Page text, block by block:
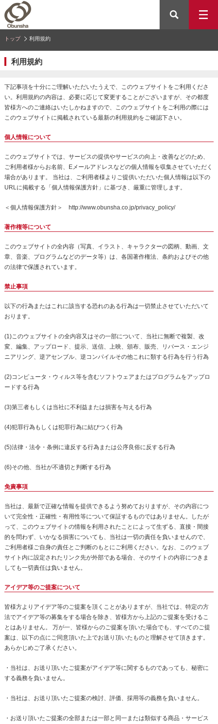
トップ 利用規約
利用規約
下記事項を十分にご理解いただいたうえで、このウェブサイトをご利用くださ
い。利用規約の内容は、必要に応じて変更することがございますが、その都度
皆様方へのご連絡はいたしかねますので、このウェブサイトをご利用の際には
このウェブサイトに掲載されている最新の利用規約をご確認下さい。
個人情報について
このウェブサイトでは、サービスの提供やサービスの向上・改善などのため、
ご利用者様からお名前、Eメールアドレスなどの個人情報を収集させていただく
場合があります。 当社は、ご利用者様よりご提供いただいた個人情報は以下の
URLに掲載する「個人情報保護方針」に基づき、厳重に管理します。
＜個人情報保護方針＞ http://www.obunsha.co.jp/privacy_policy/
著作権等について
このウェブサイトの全内容（写真、イラスト、キャラクターの図柄、動画、文
章、音楽、プログラムなどのデータ等）は、各国著作権法、条約およびその他
の法律で保護されています。
禁止事項
以下の行為またはこれに該当する恐れのある行為は一切禁止させていただいて
おります。
(1)このウェブサイトの全内容又はその一部について、当社に無断で複製、改
変、編集、アップロード、提示、送信、上映、頒布、販売、リバース・エンジ
ニアリング、逆アセンブル、逆コンパイルその他これに類する行為を行う行為
(2)コンピュータ・ウィルス等を含むソフトウェアまたはプログラムをアップロ
ードする行為
(3)第三者もしくは当社に不利益または損害を与える行為
(4)犯罪行為もしくは犯罪行為に結びつく行為
(5)法律・法令・条例に違反する行為または公序良俗に反する行為
(6)その他、当社が不適切と判断する行為
免責事項
当社は、最新で正確な情報を提供できるよう努めておりますが、その内容につ
いて完全性・正確性・有用性等について保証するものではありません。したが
って、このウェブサイトの情報を利用されたことによって生ずる、直接・間接
的を問わず、いかなる損害についても、当社は一切の責任を負いませんので、
ご利用者様ご自身の責任とご判断のもとにご利用ください。なお、このウェブ
サイト内に設定されたリンク先が外部である場合、そのサイトの内容につきま
しても一切責任は負いません。
アイデア等のご提案について
皆様方よりアイデア等のご提案を頂くことがありますが、当社では、特定の方
法でアイデア等の募集をする場合を除き、皆様方から上記のご提案を受けるこ
とはありません。 万が一、皆様からのご提案を頂いた場合でも、すべてのご提
案は、以下の点にご同意頂いた上でお送り頂いたものと理解させて頂きます。
あらかじめご了承ください。
・当社は、お送り頂いたご提案がアイデア等に関するものであっても、秘密に
する義務を負いません。
・当社は、お送り頂いたご提案の検討、評価、採用等の義務を負いません。
・お送り頂いたご提案の全部または一部と同一または類似する商品・サービス